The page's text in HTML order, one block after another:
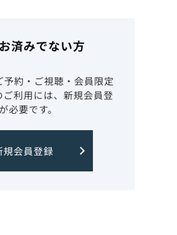
済みでない方
予約・ご視聴・会員限定
利用には、新規会員登
必要です。
規会員登録